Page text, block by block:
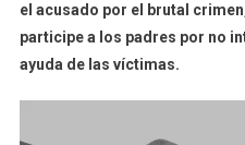
el acusado por el brutal
participe a los padres por no
ayuda de las víctimas.